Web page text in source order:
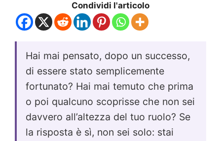
Condividi l'articolo
Hai mai pensato, dopo un successo,
di essere stato semplicemente
fortunato? Hai mai temuto che prima
o poi qualcuno scoprisse che non sei
davvero all’altezza del tuo ruolo? Se
la risposta è sì, non sei solo: stai